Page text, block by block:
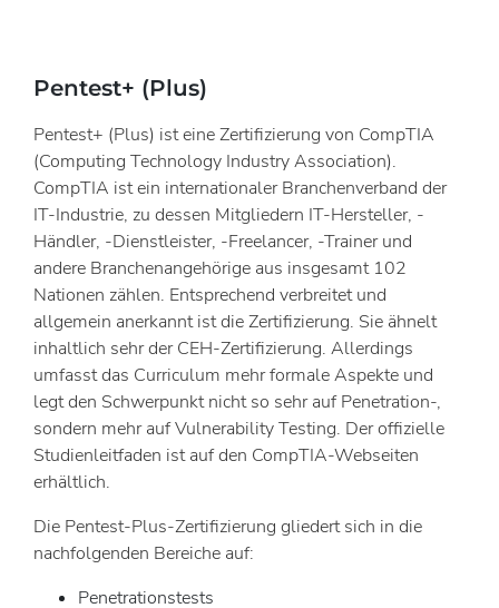
Pentest+ (Plus)
Pentest+ (Plus) ist eine Zertifizierung von CompTIA
(Computing Technology Industry Association).
CompTIA ist ein internationaler Branchenverband der
IT-Industrie, zu dessen Mitgliedern IT-Hersteller, -
Händler, -Dienstleister, -Freelancer, -Trainer und
andere Branchenangehörige aus insgesamt 102
Nationen zählen. Entsprechend verbreitet und
allgemein anerkannt ist die Zertifizierung. Sie ähnelt
inhaltlich sehr der CEH-Zertifizierung. Allerdings
umfasst das Curriculum mehr formale Aspekte und
legt den Schwerpunkt nicht so sehr auf Penetration-,
sondern mehr auf Vulnerability Testing. Der offizielle
Studienleitfaden ist auf den CompTIA-Webseiten
erhältlich.
Die Pentest-Plus-Zertifizierung gliedert sich in die
nachfolgenden Bereiche auf:
Penetrationstests